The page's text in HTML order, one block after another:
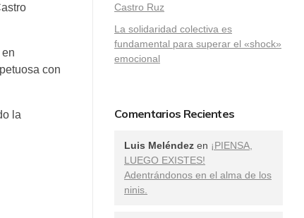
con
la
Castro Ruz
La solidaridad colectiva es
fundamental para superar el «shock»
emocional
Comentarios Recientes
Luis Meléndez en ¡PIENSA,
LUEGO EXISTES!
Adentrándonos en el alma de los
ninis.